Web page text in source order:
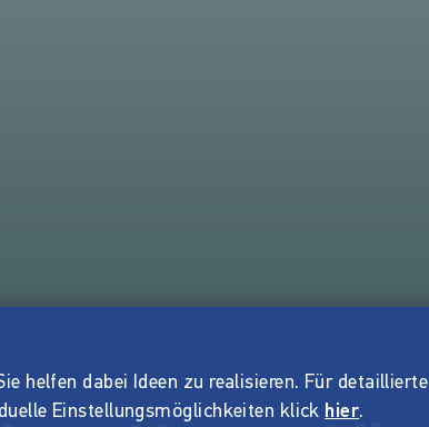
helfen dabei Ideen zu realisieren. Für detaillierte
Einstellungsmöglichkeiten klick hier.